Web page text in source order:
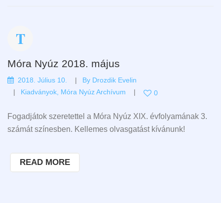
Móra Nyúz 2018. május
2018. Július 10. By Drozdik Evelin
Kiadványok Móra Nyúz Archívum 0
Fogadjátok szeretettel a Móra Nyúz XIX. évfolyamának 3.
számát színesben. Kellemes olvasgatást kívánunk!
READ MORE